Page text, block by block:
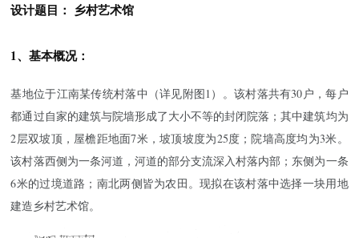
设计题目： 乡村艺术馆
1、基本概况：
基地位于江南某传统村落中（详见附图1）。该村落共有30户，每户
都通过自家的建筑与院墙形成了大小不等的封闭院落；其中建筑均为
2层双坡顶，屋檐距地面7米，坡顶坡度为25度；院墙高度均为3米。
该村落西侧为一条河道，河道的部分支流深入村落内部；东侧为一条
6米的过境道路；南北两侧皆为农田。现拟在该村落中选择一块用地
建造乡村艺术馆。